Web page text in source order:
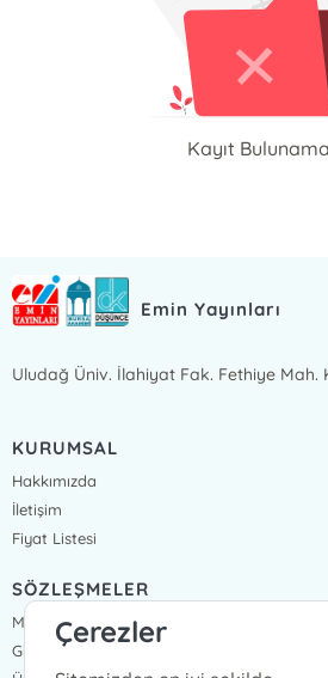
Kayıt
Emin Yayınları
Uludağ Üniv. İlahiyat Fak. Fethiye Mah.
KURUMSAL
Hakkımızda
İletişim
Fiyat Listesi
SÖZLEŞMELER
Mesafeli Satış Sözleşmesi
Gizlilik Sözleşmesi
Çerezler